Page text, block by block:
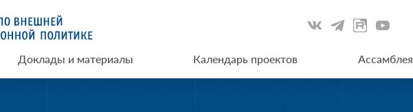
Доклады и материалы Календарь проектов Ассамблея